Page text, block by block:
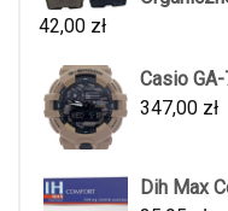
42,00 zł
Casio
347,00 zł
Dih Max